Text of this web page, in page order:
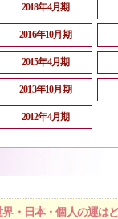
2018年4月期
2016年10月期
2015年4月期
2013年10月期
2012年4月期
界・日本・個人の運は